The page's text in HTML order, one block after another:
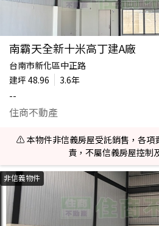
南霸天全新十米高丁建A廠
台南市新化區中正路
建坪 48.96
3.6年
--
住商不動產
⚠️ 本物件非信義房屋受託銷售，各項
責，不屬信義房屋控制
非信義物件